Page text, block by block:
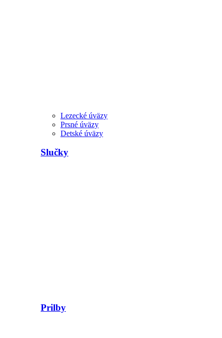
Lezecké úväzy
Prsné úväzy
Detské úväzy
Slučky
Prilby